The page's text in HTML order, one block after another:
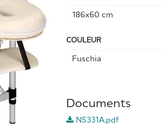
COULEUR
Documents
NS331A.pdf